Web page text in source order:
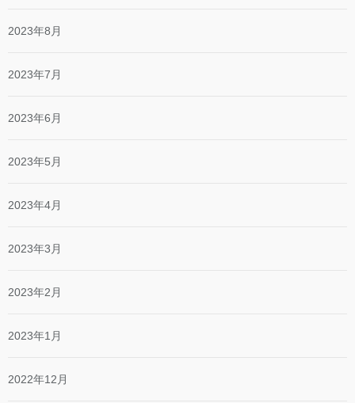
2023年8月
2023年7月
2023年6月
2023年5月
2023年4月
2023年3月
2023年2月
2023年1月
2022年12月